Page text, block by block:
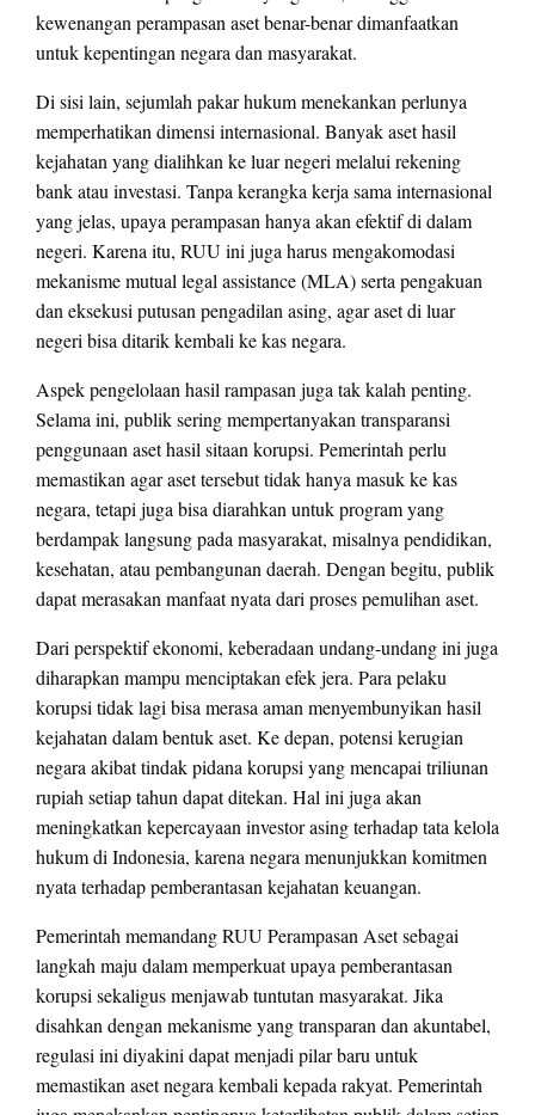
kewenangan perampasan aset benar-benar dimanfaatkan
untuk kepentingan negara dan masyarakat.
Di sisi lain, sejumlah pakar hukum menekankan perlunya
memperhatikan dimensi internasional. Banyak aset hasil
kejahatan yang dialihkan ke luar negeri melalui rekening
bank atau investasi. Tanpa kerangka kerja sama internasional
yang jelas, upaya perampasan hanya akan efektif di dalam
negeri. Karena itu, RUU ini juga harus mengakomodasi
mekanisme mutual legal assistance (MLA) serta pengakuan
dan eksekusi putusan pengadilan asing, agar aset di luar
negeri bisa ditarik kembali ke kas negara.
Aspek pengelolaan hasil rampasan juga tak kalah penting.
Selama ini, publik sering mempertanyakan transparansi
penggunaan aset hasil sitaan korupsi. Pemerintah perlu
memastikan agar aset tersebut tidak hanya masuk ke kas
negara, tetapi juga bisa diarahkan untuk program yang
berdampak langsung pada masyarakat, misalnya pendidikan,
kesehatan, atau pembangunan daerah. Dengan begitu, publik
dapat merasakan manfaat nyata dari proses pemulihan aset.
Dari perspektif ekonomi, keberadaan undang-undang ini juga
diharapkan mampu menciptakan efek jera. Para pelaku
korupsi tidak lagi bisa merasa aman menyembunyikan hasil
kejahatan dalam bentuk aset. Ke depan, potensi kerugian
negara akibat tindak pidana korupsi yang mencapai triliunan
rupiah setiap tahun dapat ditekan. Hal ini juga akan
meningkatkan kepercayaan investor asing terhadap tata kelola
hukum di Indonesia, karena negara menunjukkan komitmen
nyata terhadap pemberantasan kejahatan keuangan.
Pemerintah memandang RUU Perampasan Aset sebagai
langkah maju dalam memperkuat upaya pemberantasan
korupsi sekaligus menjawab tuntutan masyarakat. Jika
disahkan dengan mekanisme yang transparan dan akuntabel,
regulasi ini diyakini dapat menjadi pilar baru untuk
memastikan aset negara kembali kepada rakyat. Pemerintah